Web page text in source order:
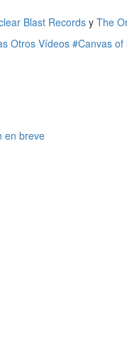
Blast Records y The
Otros Vídeos #Canvas of
en breve